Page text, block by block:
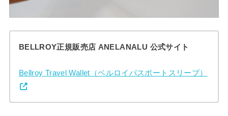
BELLROY正規販売店 ANELANALU 公式サイト
Bellroy Travel Wallet（ベルロイパスポートスリーブ）